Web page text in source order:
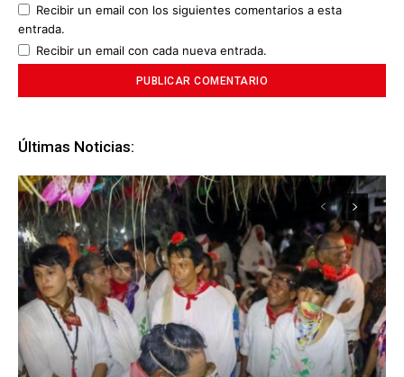
Recibir un email con los siguientes comentarios a esta
entrada.
Recibir un email con cada nueva entrada.
Últimas Noticias: